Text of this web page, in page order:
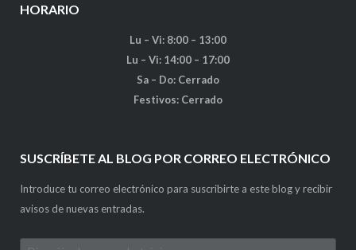
HORARIO
Lu – Vi: 8:00 – 13:00
Lu – Vi: 14:00 – 17:00
Sa – Do: Cerrado
Festivos: Cerrado
SUSCRÍBETE AL BLOG POR CORREO ELECTRÓNICO
Introduce tu correo electrónico para suscribirte a este blog y recibir
avisos de nuevas entradas.
Dirección